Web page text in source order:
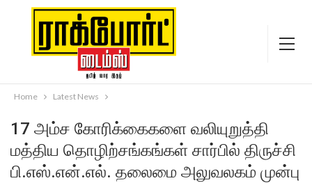
Home Latest News
17 அம்ச கோரிக்கைகளை வலியுறுத்தி
மத்திய தொழிற்சங்கங்கள் சார்பில் திருச்சி
பி.எஸ்.என்.எல். தலைமை அலுவலகம் முன்பு